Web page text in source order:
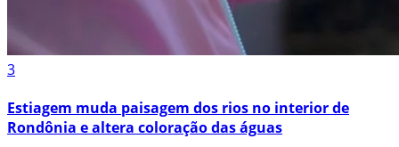
3
Estiagem muda paisagem dos rios no interior de
Rondônia e altera coloração das águas